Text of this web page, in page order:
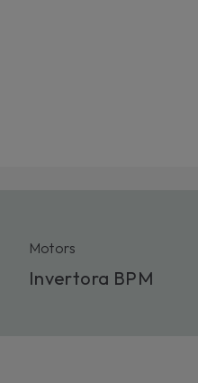
Motors
Invertora BPM